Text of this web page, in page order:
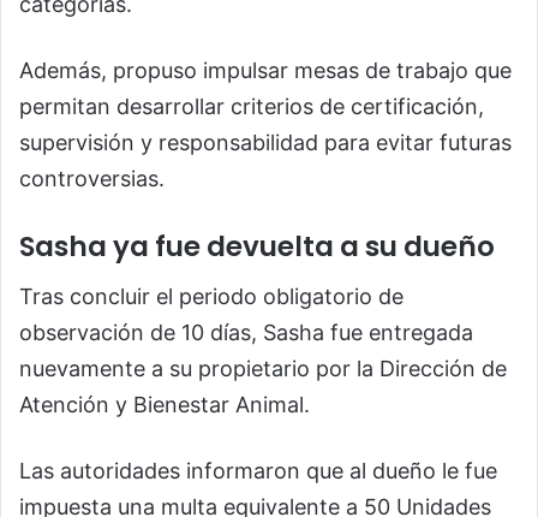
Además, propuso impulsar mesas de trabajo que
permitan desarrollar criterios de certificación,
supervisión y responsabilidad para evitar futuras
controversias.
Sasha ya fue devuelta a su dueño
Tras concluir el periodo obligatorio de
observación de 10 días, Sasha fue entregada
nuevamente a su propietario por la Dirección de
Atención y Bienestar Animal.
Las autoridades informaron que al dueño le fue
impuesta una multa equivalente a 50 Unidades